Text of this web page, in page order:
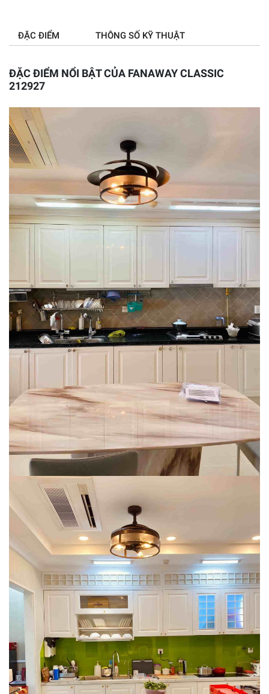
ĐẶC ĐIỂM THÔNG SỐ KỸ THUẬT
ĐẶC ĐIỂM NỔI BẬT CỦA FANAWAY CLASSIC
212927